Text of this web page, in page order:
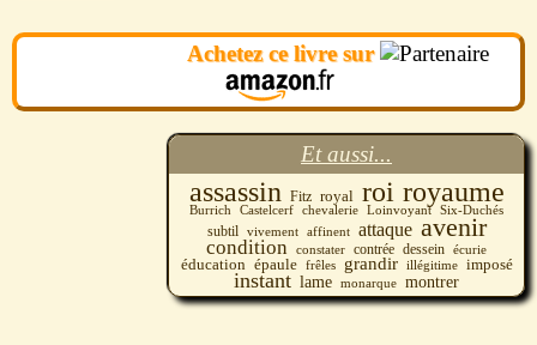
Achetez ce livre sur
Et aussi...
assassin Fitz royal roi royaume
Burrich Castelcerf chevalerie Loinvoyant Six-Duchés
subtil vivement affinent attaque avenir
condition constater contrée dessein écurie
éducation épaule frêles grandir illégitime imposé
instant lame monarque montrer